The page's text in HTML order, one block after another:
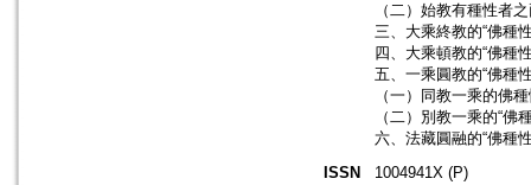
（二）始教有種性者
三、大乘終教的“佛種
四、大乘頓教的“佛種
五、一乘圓教的“佛種
（一）同教一乘的佛
（二）別教一乘的“佛
六、法藏圓融的“佛種
ISSN
1004941X (P)